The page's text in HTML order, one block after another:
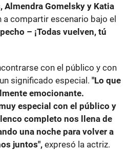
Almendra Gomelsky y Katia
a compartir escenario bajo el
– ¡Todas vuelven, tú
con el público y con
significado especial. "Lo que
emocionante.
especial con el público y
completo nos llena de
una noche para volver a
juntos", expresó la actriz.